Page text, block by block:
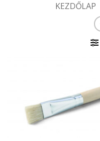
KEZDŐLAP